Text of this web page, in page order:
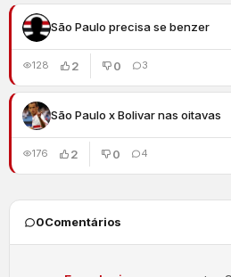
São Paulo precisa se benzer
128 2 0 3
São Paulo x Bolivar nas oitavas
176 2 0 4
0Comentários